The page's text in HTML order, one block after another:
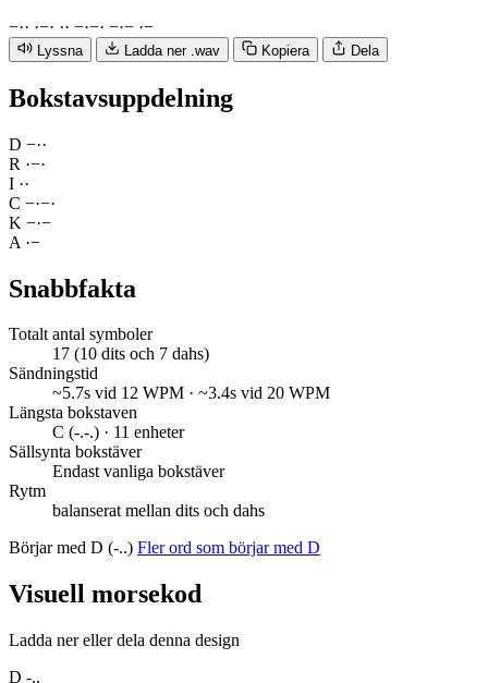
−·· ·−· ·· −·−· −·− ·−
Lyssna Ladda ner .wav Kopiera Dela
Bokstavsuppdelning
D −··
R ·−·
I ··
C −·−·
K −·−
A ·−
Snabbfakta
Totalt antal symboler
17 (10 dits och 7 dahs)
Sändningstid
~5.7s vid 12 WPM · ~3.4s vid 20 WPM
Längsta bokstaven
C (-.-.) · 11 enheter
Sällsynta bokstäver
Endast vanliga bokstäver
Rytm
balanserat mellan dits och dahs
Börjar med D (-..) Fler ord som börjar med D
Visuell morsekod
Ladda ner eller dela denna design
D -..